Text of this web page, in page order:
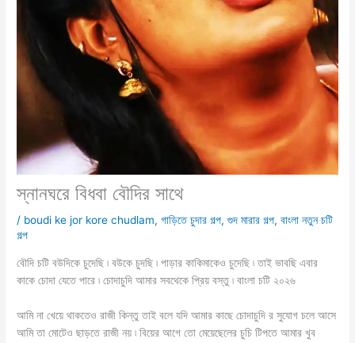
স্নানঘরে বিধবা বৌদির সাথে
/ boudi ke jor kore chudlam,গাড়িতে চুদার গল্প,গুদ মারার গল্প,বাংলা নতুন চটি
গল্প
বৌদি চটি বউদিকে চুদেছি ৷ বউকে চুদছি ৷ পাড়ার কাকিমাকেও চুদেছি ৷ তাই ভাবছি এবার
কাকে চোদা যেতে পারে ৷ চোদাচুদি আমার সবথেকে প্রিয় বস্তু ৷ বাংলা চটি ২০২৬
আমি না খেয়ে থাকতেও রাজী কিন্তু তাই বলে যদি আমার কাছে চোদাচুদি র সুযোগ চলে আসে
আমি তা মোটেও ছাড়তে রাজী নয় ৷ বিয়ের আগে তো মেয়েছেলের চুচি টিপতে আমার খুব